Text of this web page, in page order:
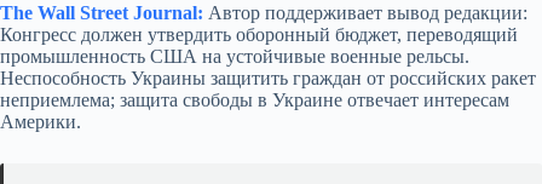
The Wall Street Journal: Автор поддерживает вывод редакции:
Конгресс должен утвердить оборонный бюджет, переводящий
промышленность США на устойчивые военные рельсы.
Неспособность Украины защитить граждан от российских ракет
неприемлема; защита свободы в Украине отвечает интересам
Америки.